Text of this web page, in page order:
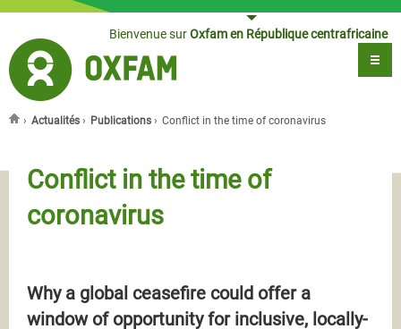
Jump to navigationBienvenue surOxfam en République centrafricaine
› Actualités › Publications › Conflict in the time of coronavirus
Conflict in the time of
coronavirus
Why a global ceasefire could offer a
window of opportunity for inclusive, locally-